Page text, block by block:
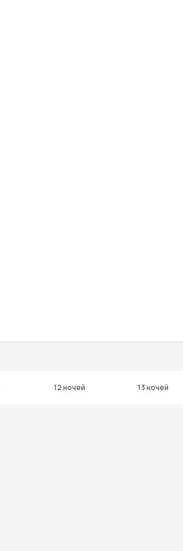
12 ночей 13 ночей